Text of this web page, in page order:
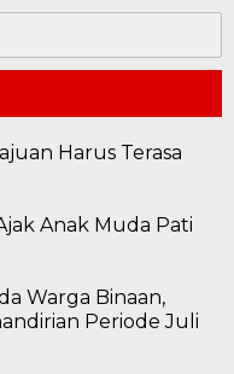
Harus Terasa
Anak Muda Pati
Warga Binaan,
Periode Juli